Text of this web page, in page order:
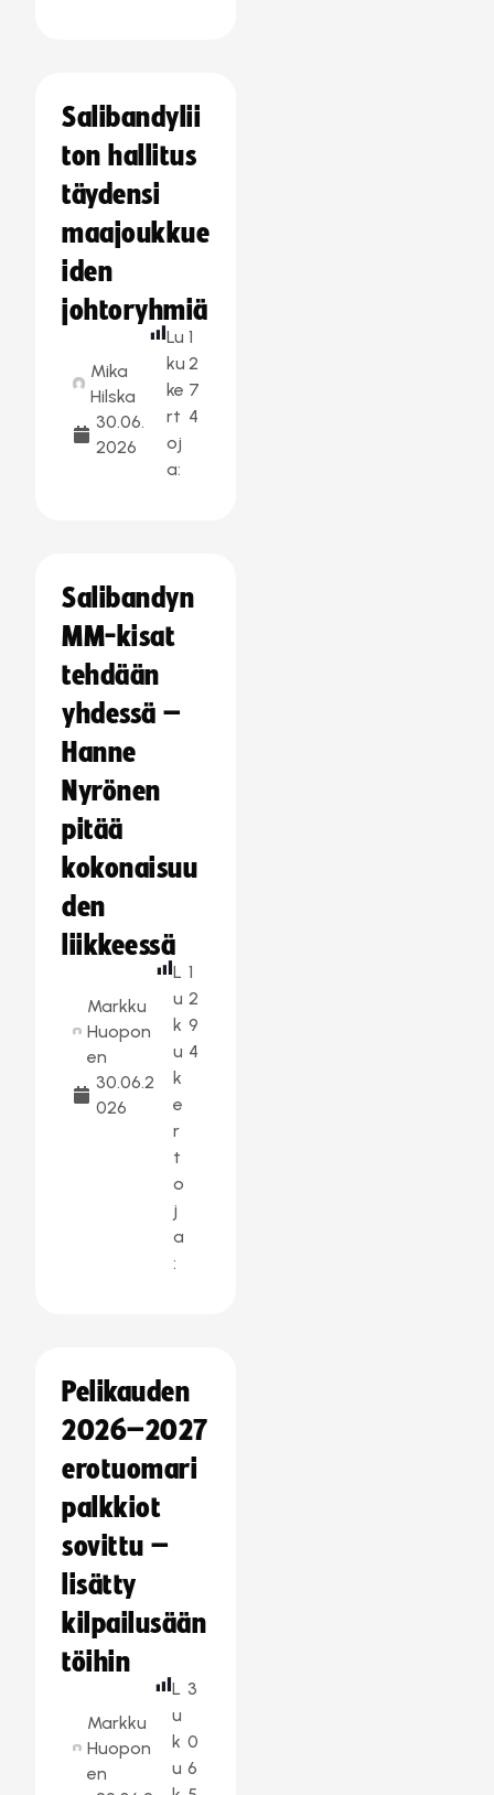
Salibandylii
ton hallitus
täydensi
maajoukkue
iden
johtoryhmiä
Mika
Hilska
30.06.
2026
Lu
ku
ke
rt
oj
a:
1
2
7
4
Salibandyn
MM-kisat
tehdään
yhdessä –
Hanne
Nyrönen
pitää
kokonaisuu
den
liikkeessä
Markku
Huopon
en
30.06.2
026
L
u
k
u
k
e
r
t
o
j
a
:
1
2
9
4
Pelikauden
2026–2027
erotuomari
palkkiot
sovittu –
lisätty
kilpailusään
töihin
Markku
Huopon
en
L
u
k
u
3
0
6